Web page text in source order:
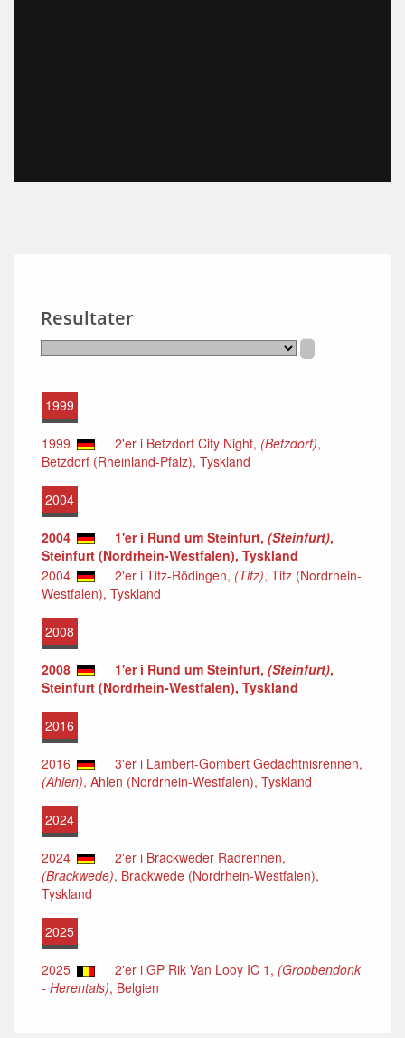
Resultater
1999
1999 2'er i Betzdorf City Night, (Betzdorf),
Betzdorf (Rheinland-Pfalz), Tyskland
2004
2004 1'er i Rund um Steinfurt, (Steinfurt),
Steinfurt (Nordrhein-Westfalen), Tyskland
2004
2'er i Titz-Rödingen, (Titz), Titz (Nordrhein-
Westfalen), Tyskland
2008
2008 1'er i Rund um Steinfurt, (Steinfurt),
Steinfurt (Nordrhein-Westfalen), Tyskland
2016
2016
3'er i Lambert-Gombert Gedächtnisrennen,
(Ahlen), Ahlen (Nordrhein-Westfalen), Tyskland
2024
2024
2'er i Brackweder Radrennen,
(Brackwede), Brackwede (Nordrhein-Westfalen),
Tyskland
2025
2025 2'er i GP Rik Van Looy IC 1, (Grobbendonk
- Herentals), Belgien